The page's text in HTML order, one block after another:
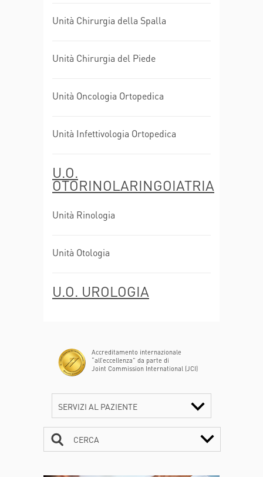
Unità Chirurgia della Spalla
Unità Chirurgia del Piede
Unità Oncologia Ortopedica
Unità Infettivologia Ortopedica
U.O.
OTORINOLARINGOIATRIA
Unità Rinologia
Unità Otologia
U.O. UROLOGIA
Accreditamento internazionale
“all’eccellenza” da parte di
Joint Commission International (JCI)
SERVIZI AL PAZIENTE
CERCA